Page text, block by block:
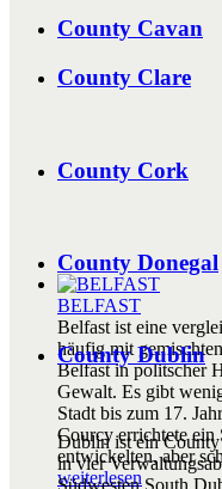
BELFAST
Belfast ist eine
häufig mit
Belfast in politscher
Gewalt. Es gibt
Stadt bis zum 17.
Courcy errichtete ein
entwickelten, aber
weiterlesen
County Cavan
County Clare
County Cork
County Donegal
County Dublin
Dublin ist ein
in vier